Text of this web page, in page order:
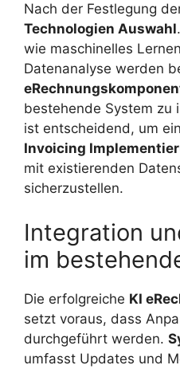
Nach der Festlegung
Technologien Auswahl
wie maschinelles
Datenanalyse werden
bestehende System zu
ist entscheidend, um
Invoicing
mit existierenden
sicherzustellen.
Integration
im
Die erfolgreiche KI
setzt voraus, dass
durchgeführt werden.
umfasst Updates und